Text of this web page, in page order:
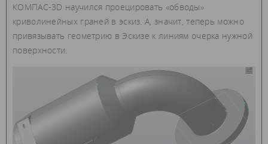
КОМПАС-3D научился проецировать «обводы»
криволинейных граней в эскиз. А, значит, теперь можно
привязывать геометрию в Эскизе к линиям очерка нужной
поверхности.